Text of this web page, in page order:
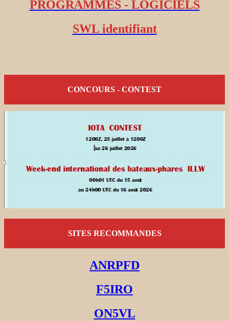
PROGRAMMES - LOGICIELS
SWL identifiant
CONCOURS - CONTEST
SITES RECOMMANDES
ANRPFD
F5IRO
ON5VL